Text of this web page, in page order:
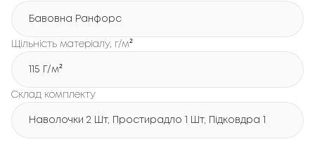
Бавовна Ранфорс
Щільність матеріалу, г/м²
115 Г/м²
Склад комплекту
Наволочки 2 Шт, Простирадло 1 Шт, Підковдра 1 Шт